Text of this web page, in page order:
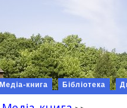
Медіа-книга Бібліотека